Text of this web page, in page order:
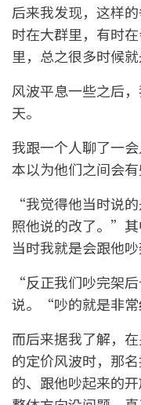
后来我发现，这样
时在大群里，有时
里，总之很多时候
风波平息一些之后
天。
我跟一个人聊了一
本以为他们之间会
“我觉得他当时说
照他说的改了。”
当时我就是会跟他
“反正我们吵完架
说。“吵的就是非常
而后来据我了解，
的定价风波时，那
的、跟他吵起来的